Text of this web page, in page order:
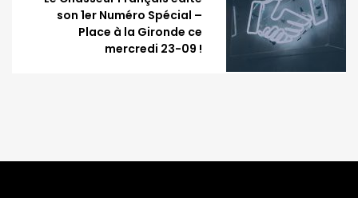
son 1er Numéro Spécial –
Place à la Gironde ce
mercredi 23-09 !